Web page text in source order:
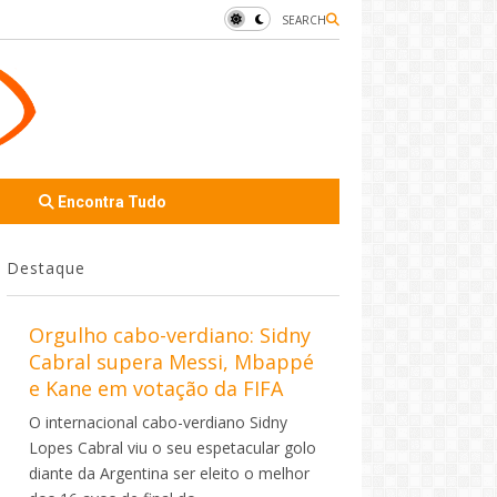
SEARCH
Encontra Tudo
Destaque
Orgulho cabo-verdiano: Sidny
Cabral supera Messi, Mbappé
e Kane em votação da FIFA
O internacional cabo-verdiano Sidny
Lopes Cabral viu o seu espetacular golo
diante da Argentina ser eleito o melhor